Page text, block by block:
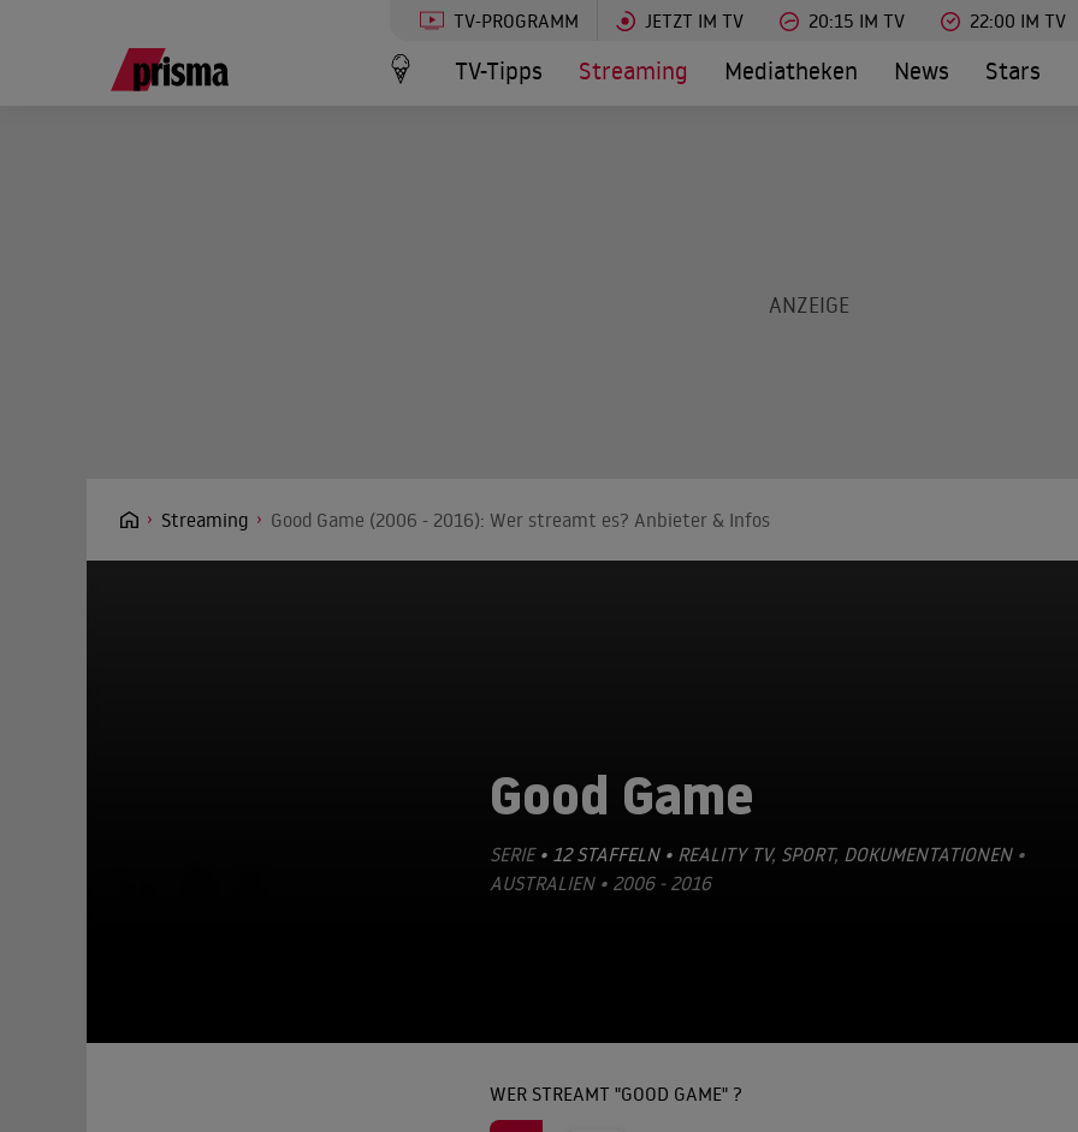
TV-PROGRAMM JETZT IM TV 20:15 IM TV 22:00 IM TV
TV-Tipps Streaming Mediatheken News Stars
Streaming Good Game (2006 - 2016): Wer streamt es? Anbieter & Infos
Good Game
SERIE • 12 STAFFELN • REALITY TV, SPORT, DOKUMENTATIONEN•
AUSTRALIEN • 2006 - 2016
WER STREAMT "GOOD GAME" ?